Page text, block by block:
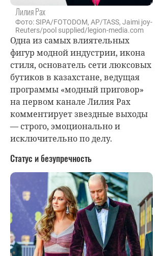
Лилия Рах
Фото: SIPA/FOTODOM, AP/TASS, Jaimi joy-
Reuters/pool supplied/legion-media.com
Одна из самых влиятельных
фигур модной индустрии, икона
стиля, основатель сети люксовых
бутиков в казахстане, ведущая
программы «модный приговор»
на первом канале Лилия Рах
комментирует звездные выходы
— строго, эмоционально и
исключительно по делу.
Статус и безупречность